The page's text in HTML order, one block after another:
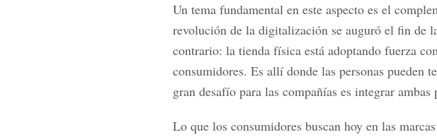
Un tema fundamental en este aspecto es el
revolución de la digitalización se auguró el fin de
contrario: la tienda física está adoptando fuerza
consumidores. Es allí donde las personas pueden
gran desafío para las compañías es integrar
Lo que los consumidores buscan hoy en las